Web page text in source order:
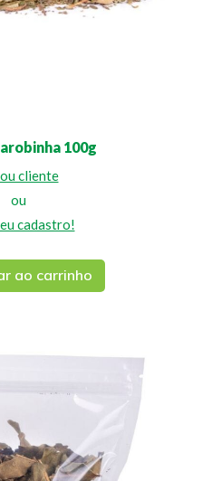
100g
cliente
ou
cadastro!
ao carrinho